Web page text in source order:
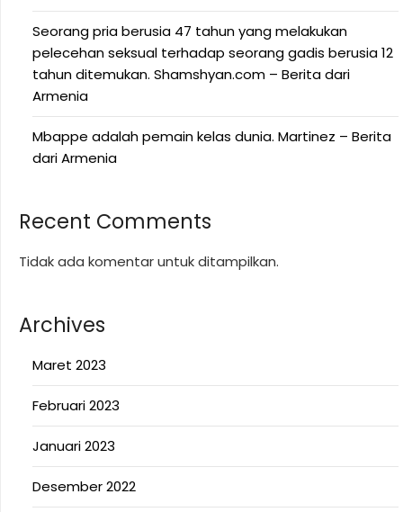
Seorang pria berusia 47 tahun yang melakukan
pelecehan seksual terhadap seorang gadis berusia 12
tahun ditemukan. Shamshyan.com – Berita dari
Armenia
Mbappe adalah pemain kelas dunia. Martinez – Berita
dari Armenia
Recent Comments
Tidak ada komentar untuk ditampilkan.
Archives
Maret 2023
Februari 2023
Januari 2023
Desember 2022